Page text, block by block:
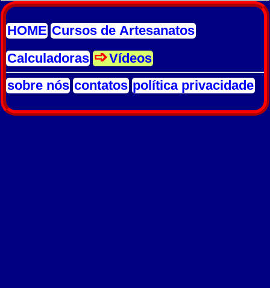
HOME Cursos de Artesanatos
Calculadoras
Vídeos
sobre nós contatos política privacidade